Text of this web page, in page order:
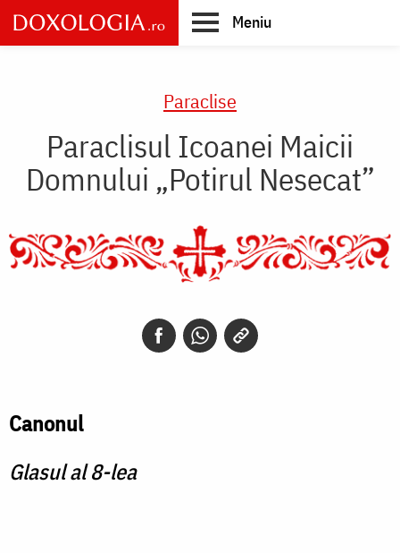
Skip
to
main
Meniu
Paraclise
Paraclisul Icoanei Maicii
Domnului „Potirul Nesecat”
Canonul
Glasul al 8-lea